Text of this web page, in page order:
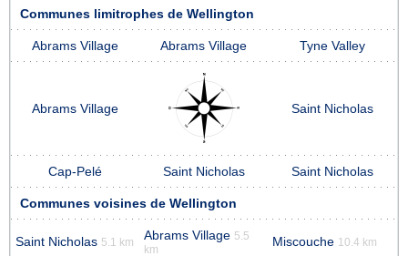
Communes limitrophes de Wellington
Abrams Village Abrams Village Tyne Valley
Abrams Village Saint Nicholas
Cap-Pelé Saint Nicholas Saint Nicholas
Communes voisines de Wellington
Saint Nicholas 5.1 km Abrams Village 5.5
km
Miscouche 10.4 km